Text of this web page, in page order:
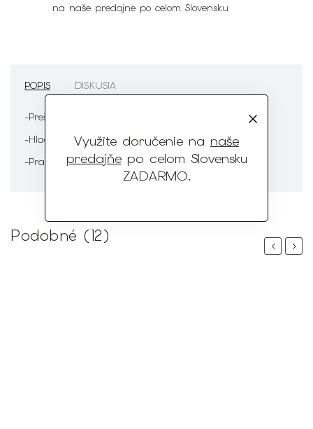
Využite doručenie na naše
predajňepo celom Slovensku
ZADARMO.
na naše predajne po celom Slovensku
POPIS DISKUSIA
-Prešívanie
-Hladká koža
-Pracka
Podobné (12)
PreviousNext